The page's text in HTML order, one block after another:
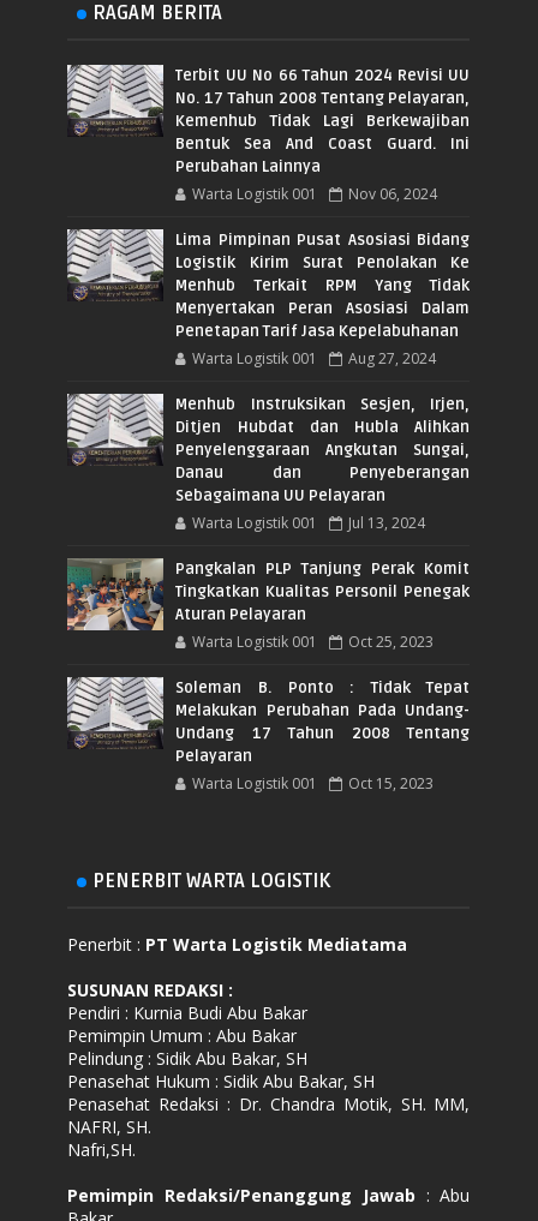
RAGAM BERITA
Terbit UU No 66 Tahun 2024 Revisi UU
No. 17 Tahun 2008 Tentang Pelayaran,
Kemenhub Tidak Lagi Berkewajiban
Bentuk Sea And Coast Guard. Ini
Perubahan Lainnya
Warta Logistik 001 Nov 06, 2024
Lima Pimpinan Pusat Asosiasi Bidang
Logistik Kirim Surat Penolakan Ke
Menhub Terkait RPM Yang Tidak
Menyertakan Peran Asosiasi Dalam
Penetapan Tarif Jasa Kepelabuhanan
Warta Logistik 001 Aug 27, 2024
Menhub Instruksikan Sesjen, Irjen,
Ditjen Hubdat dan Hubla Alihkan
Penyelenggaraan Angkutan Sungai,
Danau dan Penyeberangan
Sebagaimana UU Pelayaran
Warta Logistik 001 Jul 13, 2024
Pangkalan PLP Tanjung Perak Komit
Tingkatkan Kualitas Personil Penegak
Aturan Pelayaran
Warta Logistik 001 Oct 25, 2023
Soleman B. Ponto : Tidak Tepat
Melakukan Perubahan Pada Undang-
Undang 17 Tahun 2008 Tentang
Pelayaran
Warta Logistik 001 Oct 15, 2023
PENERBIT WARTA LOGISTIK
Penerbit : PT Warta Logistik Mediatama
SUSUNAN REDAKSI :
Pendiri : Kurnia Budi Abu Bakar
Pemimpin Umum : Abu Bakar
Pelindung : Sidik Abu Bakar, SH
Penasehat Hukum : Sidik Abu Bakar, SH
Penasehat Redaksi : Dr. Chandra Motik, SH. MM,
NAFRI, SH.
Nafri,SH.
Pemimpin Redaksi/Penanggung Jawab : Abu